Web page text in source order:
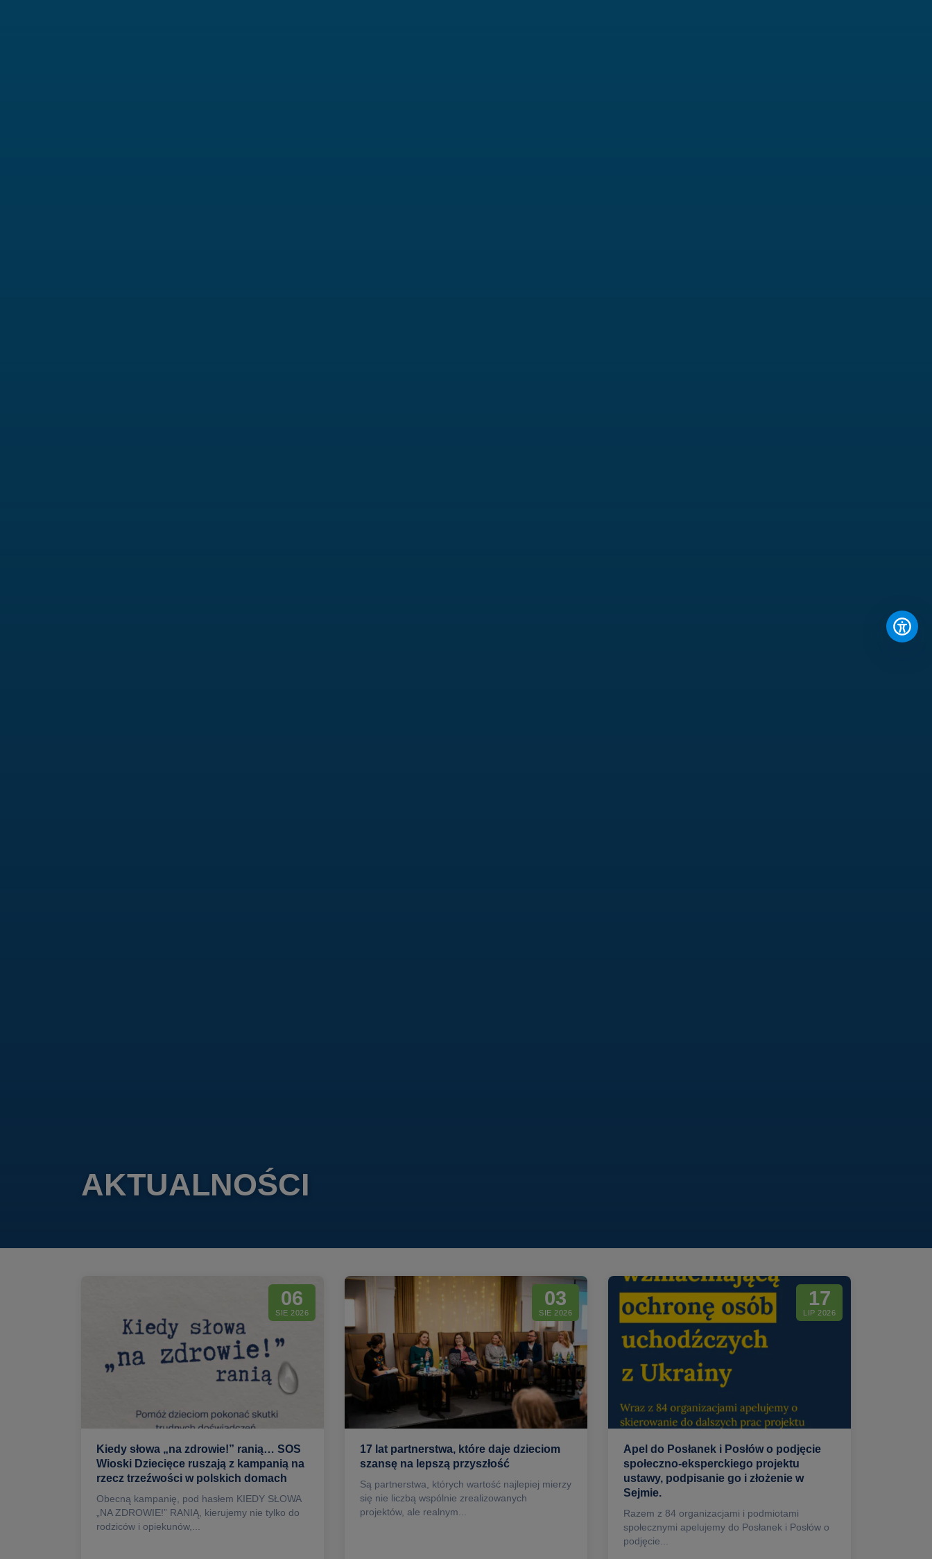
AKTUALNOŚCI
06
SIE 2026
Kiedy słowa „na zdrowie!” ranią… SOS
Wioski Dziecięce ruszają z kampanią na
rzecz trzeźwości w polskich domach
Obecną kampanię, pod hasłem KIEDY SŁOWA
„NA ZDROWIE!” RANIĄ, kierujemy nie tylko do
rodziców i opiekunów,...
03
SIE 2026
17 lat partnerstwa, które daje dzieciom
szansę na lepszą przyszłość
Są partnerstwa, których wartość najlepiej mierzy
się nie liczbą wspólnie zrealizowanych
projektów, ale realnym...
17
LIP 2026
Apel do Posłanek i Posłów o podjęcie
społeczno-eksperckiego projektu
ustawy, podpisanie go i złożenie w
Sejmie.
Razem z 84 organizacjami i podmiotami
społecznymi apelujemy do Posłanek i Posłów o
podjęcie...